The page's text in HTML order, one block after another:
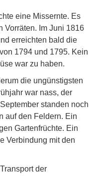
eine Missernte. Es
Vorräten. Im Juni 1816
erreichten bald die
1794 und 1795. Kein
war zu haben.
die ungünstigsten
war nass, der
standen noch
auf den Feldern. Ein
Gartenfrüchte. Ein
Verbindung mit den
der